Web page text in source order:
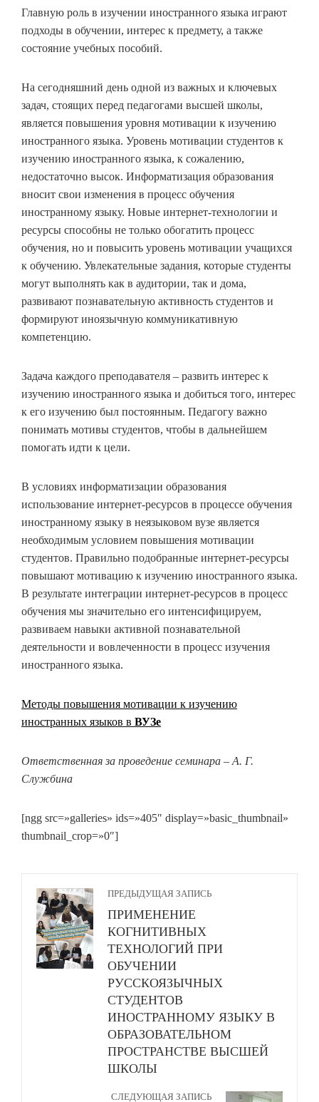
Главную роль в изучении иностранного языка играют
подходы в обучении, интерес к предмету, а также
состояние учебных пособий.
На сегодняшний день одной из важных и ключевых
задач, стоящих перед педагогами высшей школы,
является повышения уровня мотивации к изучению
иностранного языка. Уровень мотивации студентов к
изучению иностранного языка, к сожалению,
недостаточно высок. Информатизация образования
вносит свои изменения в процесс обучения
иностранному языку. Новые интернет-технологии и
ресурсы способны не только обогатить процесс
обучения, но и повысить уровень мотивации учащихся
к обучению. Увлекательные задания, которые студенты
могут выполнять как в аудитории, так и дома,
развивают познавательную активность студентов и
формируют иноязычную коммуникативную
компетенцию.
Задача каждого преподавателя – развить интерес к
изучению иностранного языка и добиться того, интерес
к его изучению был постоянным. Педагогу важно
понимать мотивы студентов, чтобы в дальнейшем
помогать идти к цели.
В условиях информатизации образования
использование интернет-ресурсов в процессе обучения
иностранному языку в неязыковом вузе является
необходимым условием повышения мотивации
студентов. Правильно подобранные интернет-ресурсы
повышают мотивацию к изучению иностранного языка.
В результате интеграции интернет-ресурсов в процесс
обучения мы значительно его интенсифицируем,
развиваем навыки активной познавательной
деятельности и вовлеченности в процесс изучения
иностранного языка.
Методы повышения мотивации к изучению
иностранных языков в ВУЗе
Ответственная за проведение семинара – А. Г.
Службина
[ngg src=»galleries» ids=»405″ display=»basic_thumbnail»
thumbnail_crop=»0″]
ПРЕДЫДУЩАЯ ЗАПИСЬ
ПРИМЕНЕНИЕ
КОГНИТИВНЫХ
ТЕХНОЛОГИЙ ПРИ
ОБУЧЕНИИ
РУССКОЯЗЫЧНЫХ
СТУДЕНТОВ
ИНОСТРАННОМУ ЯЗЫКУ В
ОБРАЗОВАТЕЛЬНОМ
ПРОСТРАНСТВЕ ВЫСШЕЙ
ШКОЛЫ
СЛЕДУЮЩАЯ ЗАПИСЬ